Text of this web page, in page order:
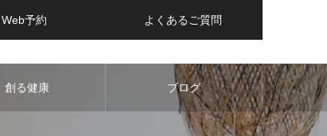
Web予約 よくあるご質問
創る健康 ブログ